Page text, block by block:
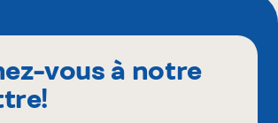
vous à notre